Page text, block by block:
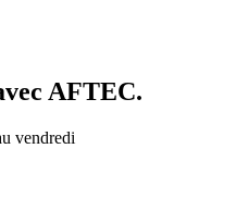
AFTEC.
vendredi